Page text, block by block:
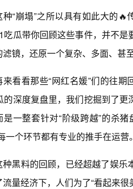
种“崩塌”之所以具有如此大的
吃瓜带你回顾这些事件，并不
滤镜，还原一个复杂、多面、甚
来看看那些“网红名媛”们的往
的深度复盘里，我们挖掘到了
是一整套针对“阶级跨越”的杀
一个环节都有专业的推手在运营
种黑料的回顾，已经超越了娱乐
量经济下，人们为了“看起来